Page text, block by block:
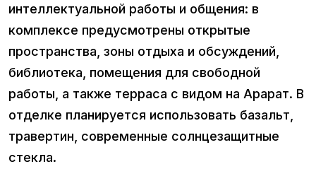
интеллектуальной работы и общения: в
комплексе предусмотрены открытые
пространства, зоны отдыха и обсуждений,
библиотека, помещения для свободной
работы, а также терраса с видом на Арарат. В
отделке планируется использовать базальт,
травертин, современные солнцезащитные
стекла.